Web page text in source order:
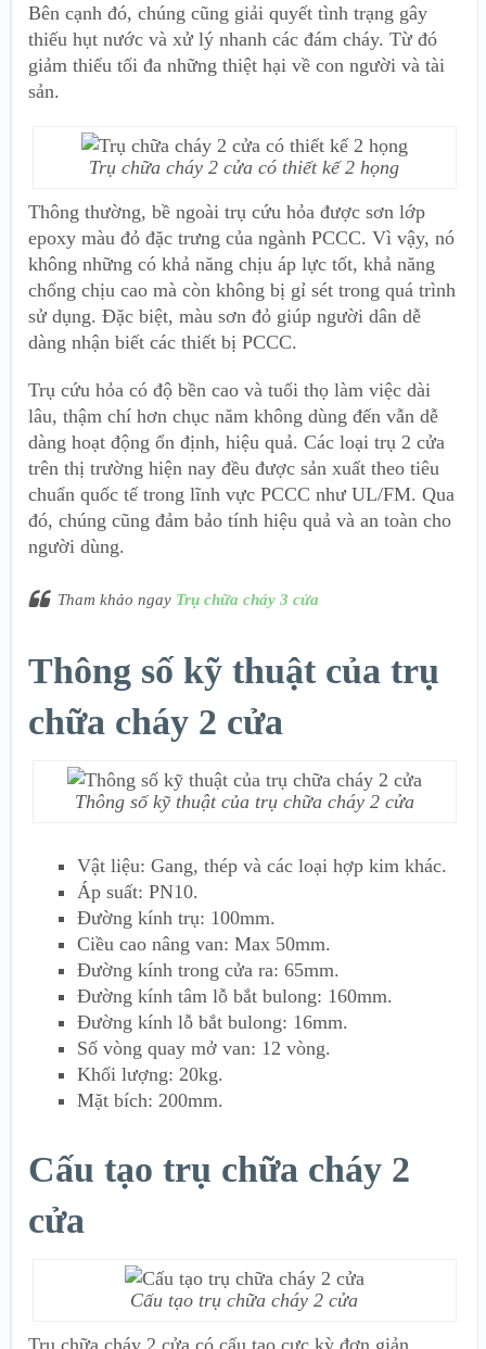
Bên cạnh đó, chúng cũng giải quyết tình trạng gây
thiếu hụt nước và xử lý nhanh các đám cháy. Từ đó
giảm thiểu tối đa những thiệt hại về con người và tài
sản.
Trụ chữa cháy 2 cửa có thiết kế 2 họng
Thông thường, bề ngoài trụ cứu hỏa được sơn lớp
epoxy màu đỏ đặc trưng của ngành PCCC. Vì vậy, nó
không những có khả năng chịu áp lực tốt, khả năng
chống chịu cao mà còn không bị gỉ sét trong quá trình
sử dụng. Đặc biệt, màu sơn đỏ giúp người dân dễ
dàng nhận biết các thiết bị PCCC.
Trụ cứu hỏa có độ bền cao và tuổi thọ làm việc dài
lâu, thậm chí hơn chục năm không dùng đến vẫn dễ
dàng hoạt động ổn định, hiệu quả. Các loại trụ 2 cửa
trên thị trường hiện nay đều được sản xuất theo tiêu
chuẩn quốc tế trong lĩnh vực PCCC như UL/FM. Qua
đó, chúng cũng đảm bảo tính hiệu quả và an toàn cho
người dùng.
Tham khảo ngay Trụ chữa cháy 3 cửa
Thông số kỹ thuật của trụ
chữa cháy 2 cửa
Thông số kỹ thuật của trụ chữa cháy 2 cửa
Vật liệu: Gang, thép và các loại hợp kim khác.
Áp suất: PN10.
Đường kính trụ: 100mm.
Ciều cao nâng van: Max 50mm.
Đường kính trong cửa ra: 65mm.
Đường kính tâm lỗ bắt bulong: 160mm.
Đường kính lỗ bắt bulong: 16mm.
Số vòng quay mở van: 12 vòng.
Khối lượng: 20kg.
Mặt bích: 200mm.
Cấu tạo trụ chữa cháy 2
cửa
Cấu tạo trụ chữa cháy 2 cửa